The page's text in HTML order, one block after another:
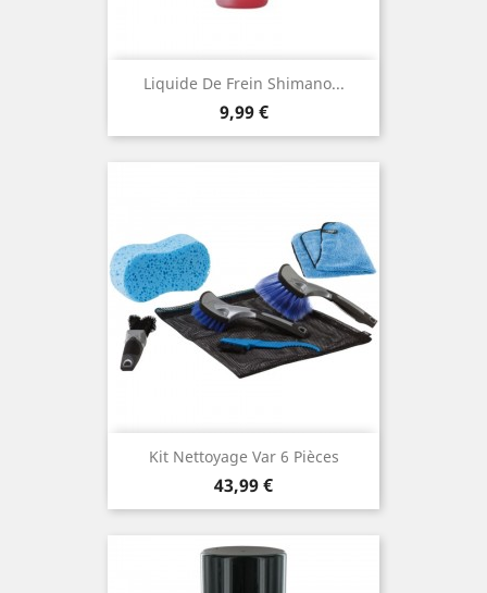
Liquide De Frein Shimano...
Prix
9,99 €
Kit Nettoyage Var 6 Pièces
Prix
43,99 €